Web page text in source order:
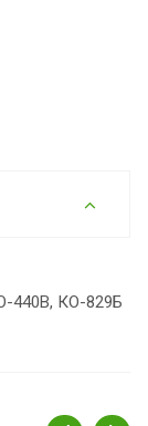
440В, КО-829Б